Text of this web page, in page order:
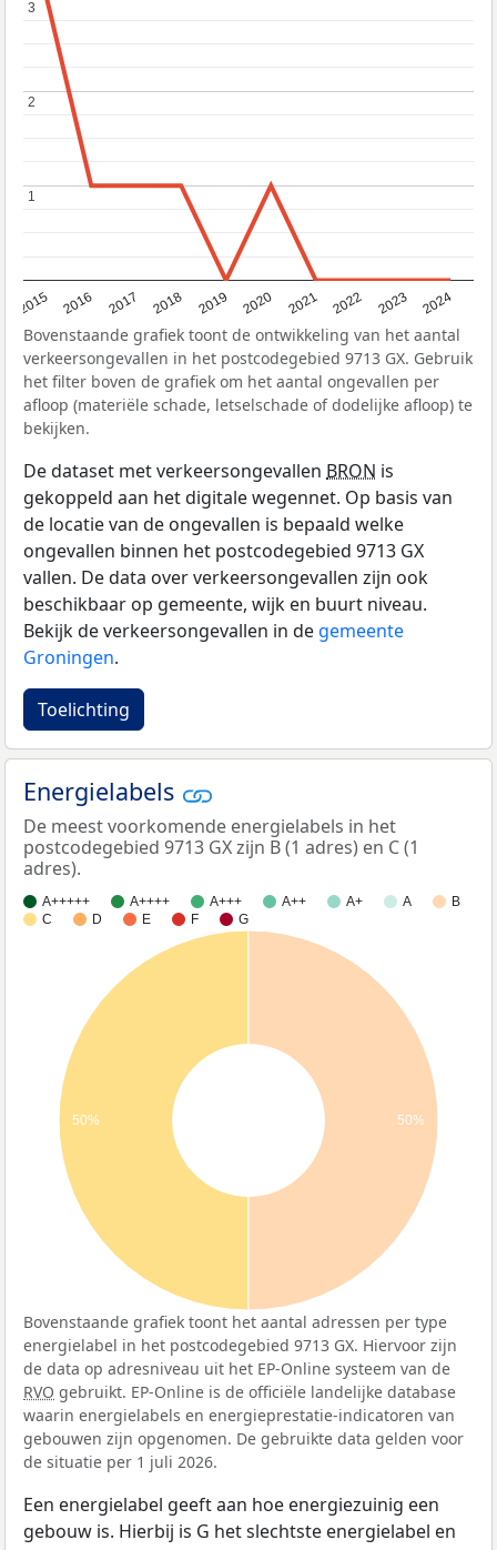
2015 2016 2017 2018 2019 2020 2021 2022 2023 2024
1
1
2
2
3
3
Bovenstaande grafiek toont de ontwikkeling van het aantal
verkeersongevallen in het postcodegebied 9713 GX. Gebruik
het filter boven de grafiek om het aantal ongevallen per
afloop (materiële schade, letselschade of dodelijke afloop) te
bekijken.
De dataset met verkeersongevallen BRON is
gekoppeld aan het digitale wegennet. Op basis van
de locatie van de ongevallen is bepaald welke
ongevallen binnen het postcodegebied 9713 GX
vallen. De data over verkeersongevallen zijn ook
beschikbaar op gemeente, wijk en buurt niveau.
Bekijk de verkeersongevallen in de gemeente
Groningen.
Toelichting
Energielabels
De meest voorkomende energielabels in het
postcodegebied 9713 GX zijn B (1 adres) en C (1
adres).
A+++++ A++++ A+++ A++ A+ A
B
C
D E F G
50% 50%
Bovenstaande grafiek toont het aantal adressen per type
energielabel in het postcodegebied 9713 GX. Hiervoor zijn
de data op adresniveau uit het EP-Online systeem van de
RVO gebruikt. EP-Online is de officiële landelijke database
waarin energielabels en energieprestatie-indicatoren van
gebouwen zijn opgenomen. De gebruikte data gelden voor
de situatie per 1 juli 2026.
Een energielabel geeft aan hoe energiezuinig een
gebouw is. Hierbij is G het slechtste energielabel en